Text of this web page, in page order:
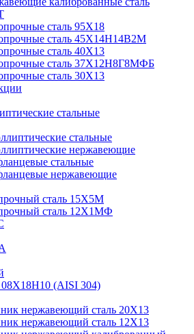
сталь 95Х18
сталь 45Х14Н14В2М
сталь 40Х13
сталь 37Х12Н8Г8МФБ
сталь 30Х13
стальные
стальные
нержавеющие
стальные
нержавеющие
сталь 15Х5М
сталь 12Х1МФ
08Х18Н10 (AISI 304)
нержавеющий сталь 20Х13
нержавеющий сталь 12Х13